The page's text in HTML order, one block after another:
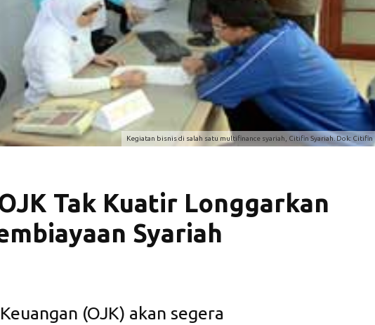
Kegiatan bisnis di salah satu multifinance syariah, Citifin Syariah. Dok: Citifin
Tak Kuatir Longgarkan
Syariah
(OJK) akan segera